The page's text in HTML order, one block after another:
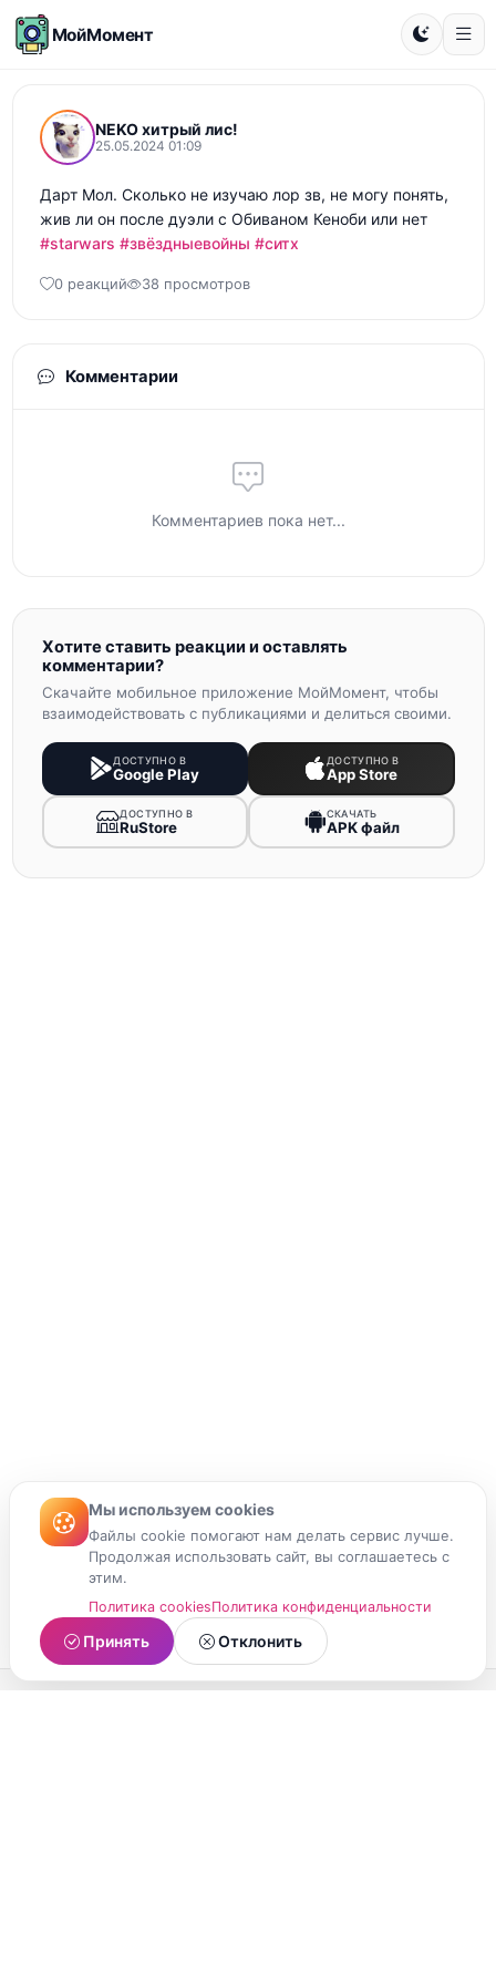
МойМомент
NEKO хитрый лис!
25.05.2024 01:09
Дарт Мол. Сколько не изучаю лор зв, не могу понять,
жив ли он после дуэли с Обиваном Кеноби или нет
#starwars #звёздныевойны #ситх
0 реакций 38 просмотров
Комментарии
Комментариев пока нет...
Хотите ставить реакции и оставлять
комментарии?
Скачайте мобильное приложение МойМомент, чтобы
взаимодействовать с публикациями и делиться своими.
ДОСТУПНО В
Google Play
ДОСТУПНО В
App Store
ДОСТУПНО В
RuStore
СКАЧАТЬ
APK файл
Мы используем cookies
Файлы cookie помогают нам делать сервис лучше.
Продолжая использовать сайт, вы соглашаетесь с
этим.
Политика cookiesПолитика конфиденциальности
Принять Отклонить